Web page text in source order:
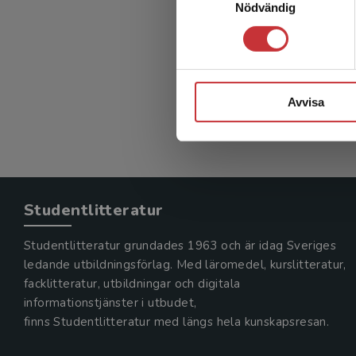
Nödvändig
Avvisa
När
392 kr
Exkl.
Studentlitteratur
Studentlitteratur grundades 1963 och är idag Sveriges
ledande utbildningsförlag. Med läromedel, kurslitteratur,
facklitteratur, utbildningar och digitala
informationstjänster i utbudet,
finns Studentlitteratur med längs hela kunskapsresan.